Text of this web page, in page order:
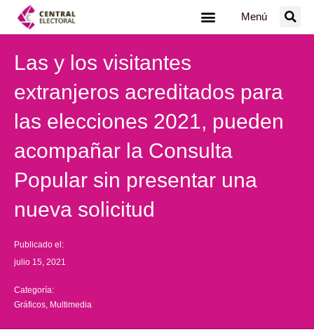
Menú
Las y los visitantes
extranjeros acreditados para
las elecciones 2021, pueden
acompañar la Consulta
Popular sin presentar una
nueva solicitud
Publicado el:
julio 15, 2021
Categoría:
Gráficos Multimedia